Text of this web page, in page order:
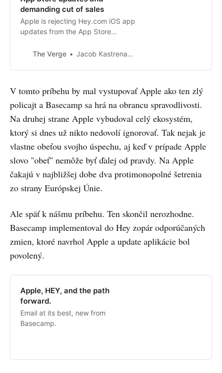
demanding cut of sales
Apple is rejecting Hey.com iOS app
updates from the App Store
an in-app subscription, says
Hansson.
The Verge Jacob Kastrenakes
V tomto príbehu by mal vystupovať Apple ako ten zlý
policajt a Basecamp sa hrá na obrancu spravodlivosti.
Na druhej strane Apple vybudoval celý ekosystém,
ktorý si dnes už nikto nedovolí ignorovať. Tak nejak je
vlastne obeťou svojho úspechu, aj keď v prípade Apple
slovo "obeť" nemôže byť ďalej od pravdy. Na Apple
čakajú v najbližšej dobe dva protimonopolné šetrenia
zo strany Európskej Únie.
Ale späť k nášmu príbehu. Ten skončil nerozhodne.
Basecamp implementoval do Hey zopár odporúčaných
zmien, ktoré navrhol Apple a update aplikácie bol
povolený.
Apple, HEY, and the path
forward.
Email at its best, new from
Basecamp.